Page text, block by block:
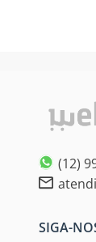
(12)
SIGA-